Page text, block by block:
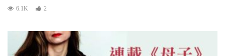
6.1K 2